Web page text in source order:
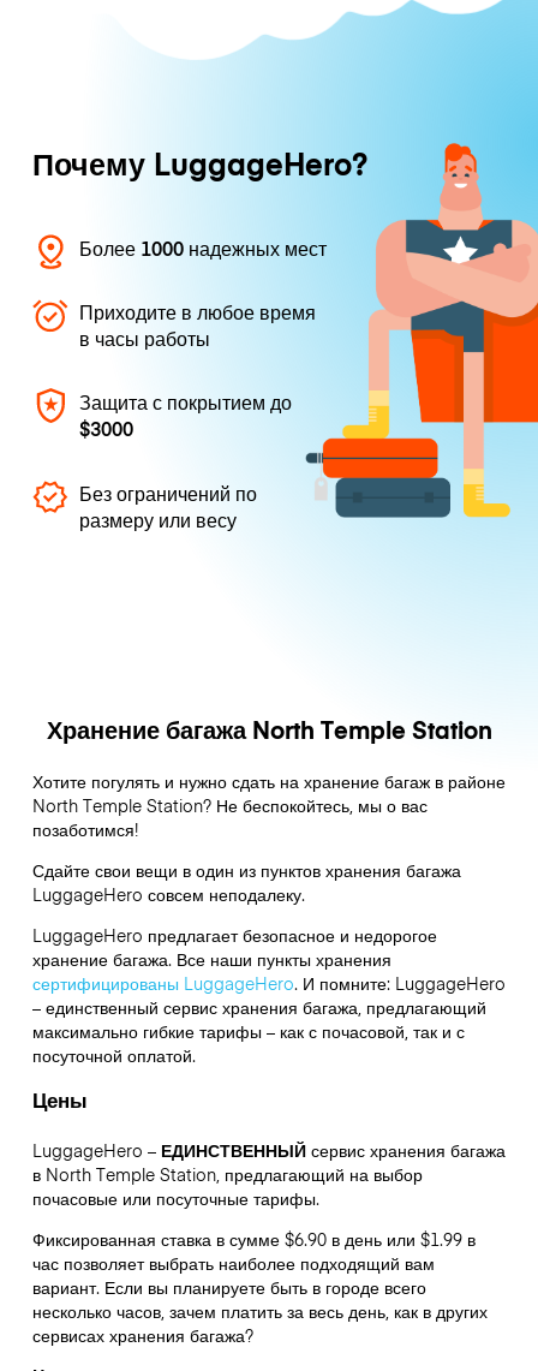
Почему LuggageHero?
Более 1000 надежных мест
Приходите в любое время
в часы работы
Защита с покрытием до
$3000
Без ограничений по
размеру или весу
Хранение багажа North Temple Station
Хотите погулять и нужно сдать на хранение багаж в районе
North Temple Station? Не беспокойтесь, мы о вас
позаботимся!
Сдайте свои вещи в один из пунктов хранения багажа
LuggageHero совсем неподалеку.
LuggageHero предлагает безопасное и недорогое
хранение багажа. Все наши пункты хранения
сертифицированы LuggageHero. И помните: LuggageHero
– единственный сервис хранения багажа, предлагающий
максимально гибкие тарифы – как с почасовой, так и с
посуточной оплатой.
Цены
LuggageHero – ЕДИНСТВЕННЫЙсервис хранения багажа
в North Temple Station, предлагающий на выбор
почасовые или посуточные тарифы.
Фиксированная ставка в сумме $6.90 в день или $1.99 в
час позволяет выбрать наиболее подходящий вам
вариант. Если вы планируете быть в городе всего
несколько часов, зачем платить за весь день, как в других
сервисах хранения багажа?